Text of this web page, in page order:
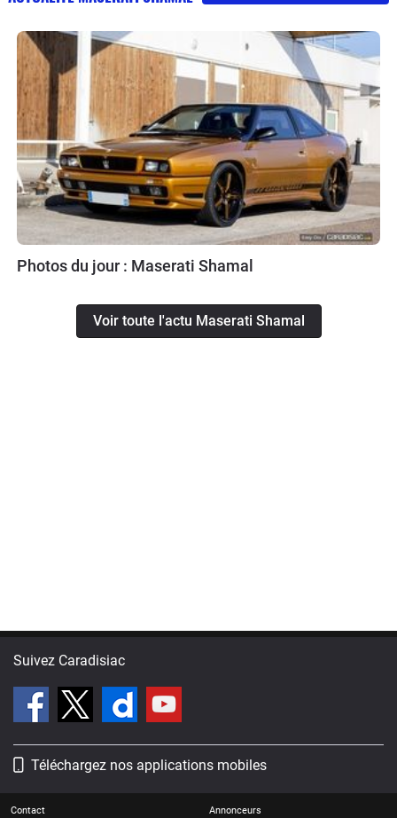
Photos du jour : Maserati Shamal
Voir toute l'actu Maserati Shamal
Suivez Caradisiac
Téléchargez nos applications mobiles
Contact Annonceurs